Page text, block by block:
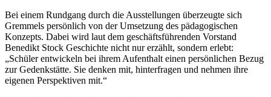
Bei einem Rundgang durch die Ausstellungen überzeugte sich
Gremmels persönlich von der Umsetzung des pädagogischen
Konzepts. Dabei wird laut dem geschäftsführenden Vorstand
Benedikt Stock Geschichte nicht nur erzählt, sondern erlebt:
„Schüler entwickeln bei ihrem Aufenthalt einen persönlichen Bezug
zur Gedenkstätte. Sie denken mit, hinterfragen und nehmen ihre
eigenen Perspektiven mit.“